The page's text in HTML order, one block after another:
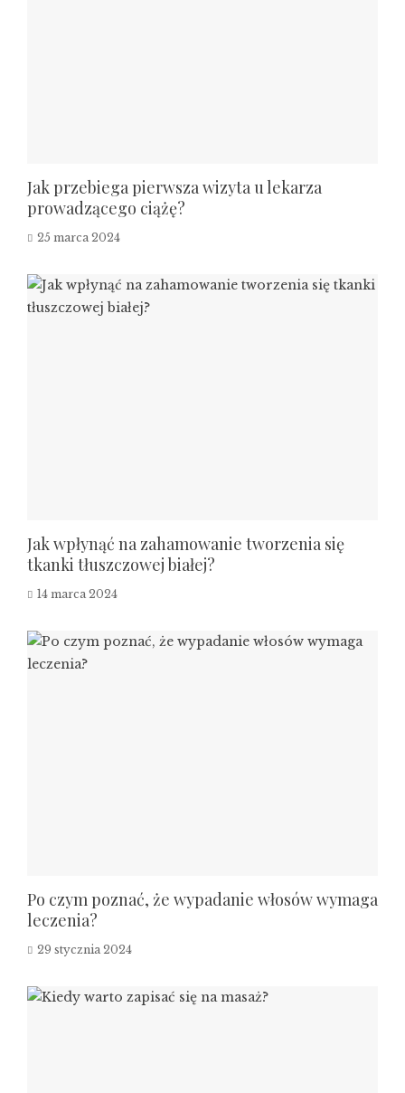
Jak przebiega pierwsza wizyta u lekarza
prowadzącego ciążę?
25 marca 2024
Jak wpłynąć na zahamowanie tworzenia się
tkanki tłuszczowej białej?
14 marca 2024
Po czym poznać, że wypadanie włosów wymaga
leczenia?
29 stycznia 2024